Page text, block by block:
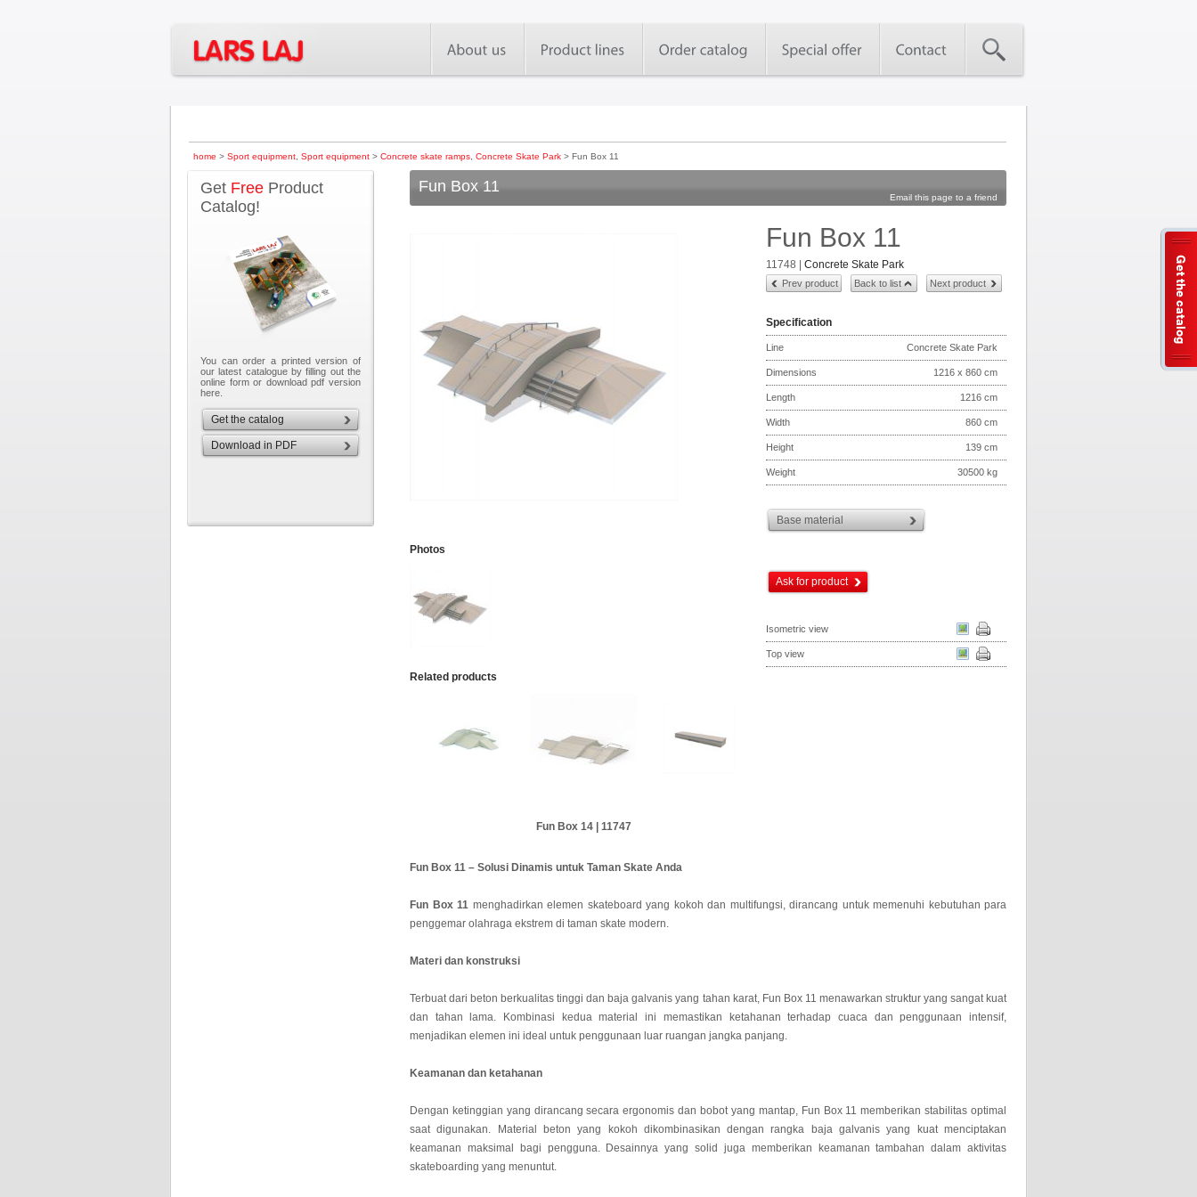
Get the catalog
home > Sport equipment Sport equipment > Concrete skate ramps Concrete Skate Park > Fun Box 11
Get Free Product
Catalog!
You can order a printed version of
our latest catalogue by filling out the
online form or download pdf version
here.
Get the catalog
Download in PDF
Fun Box 11
Email this page to a friend
Photos
Related products
Olly Box Top | 11769
Fun Box 11
11748 Concrete Skate Park
Prev product Back to list Next product
Specification
Line Concrete Skate Park
Dimensions 1216 x 860 cm
Length 1216 cm
Width 860 cm
Height 139 cm
Weight 30500 kg
Base material
Ask for product
Isometric view
Top view
Fun Box 11 – Solusi Dinamis untuk Taman Skate Anda
Fun Box 11 menghadirkan elemen skateboard yang kokoh dan multifungsi, dirancang untuk memenuhi kebutuhan para
penggemar olahraga ekstrem di taman skate modern.
Materi dan konstruksi
Terbuat dari beton berkualitas tinggi dan baja galvanis yang tahan karat, Fun Box 11 menawarkan struktur yang sangat kuat
dan tahan lama. Kombinasi kedua material ini memastikan ketahanan terhadap cuaca dan penggunaan intensif,
menjadikan elemen ini ideal untuk penggunaan luar ruangan jangka panjang.
Keamanan dan ketahanan
Dengan ketinggian yang dirancang secara ergonomis dan bobot yang mantap, Fun Box 11 memberikan stabilitas optimal
saat digunakan. Material beton yang kokoh dikombinasikan dengan rangka baja galvanis yang kuat menciptakan
keamanan maksimal bagi pengguna. Desainnya yang solid juga memberikan keamanan tambahan dalam aktivitas
skateboarding yang menuntut.